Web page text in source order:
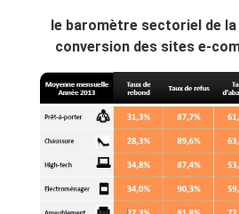
le baromètre sectoriel de
conversion des sites e-